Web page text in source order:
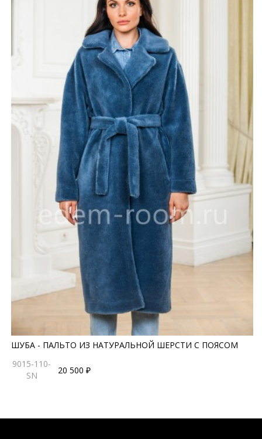
ШУБА - ПАЛЬТО ИЗ НАТУРАЛЬНОЙ ШЕРСТИ С ПОЯСОМ
9015-110-
SN
20 500 ₽